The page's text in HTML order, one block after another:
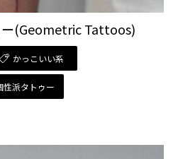
(Geometric Tattoos)
かっこいい系
性派タトゥー